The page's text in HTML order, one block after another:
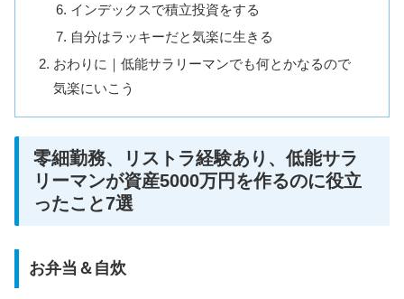
インデックスで積立投資をする
自分はラッキーだと気楽に生きる
おわりに｜低能サラリーマンでも何とかなるので
気楽にいこう
零細勤務、リストラ経験あり、低能サラ
リーマンが資産5000万円を作るのに役立
ったこと7選
お弁当＆自炊